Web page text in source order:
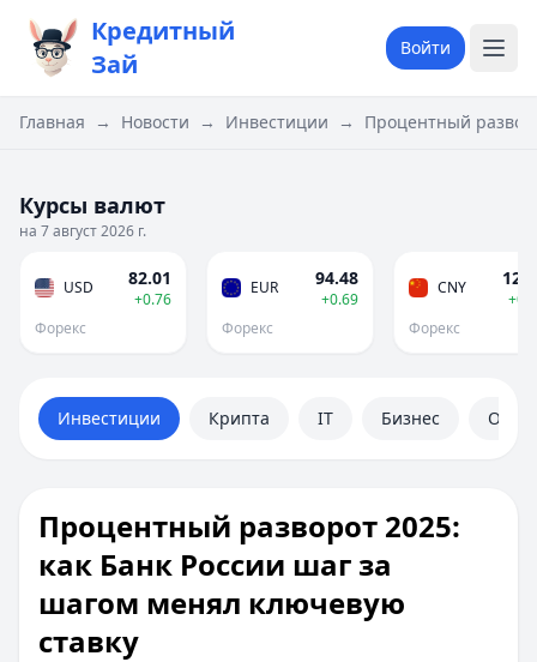
Кредитный
Зай
Войти
Главная → Новости → Инвестиции → Процентный
Курсы валют
на 7 август 2026 г.
USD 82.01
+0.76
Форекс
EUR 94.48
+0.69
Форекс
CNY
Форекс
Инвестиции Крипта IT Бизнес
Процентный разворот 2025:
как Банк России шаг за
шагом менял ключевую
ставку